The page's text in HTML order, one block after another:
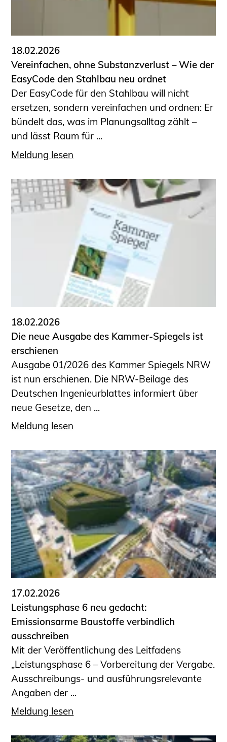
18.02.2026
Vereinfachen, ohne Substanzverlust – Wie der
EasyCode den Stahlbau neu ordnet
Der EasyCode für den Stahlbau will nicht
ersetzen, sondern vereinfachen und ordnen: Er
bündelt das, was im Planungsalltag zählt –
und lässt Raum für ...
Meldung lesen
18.02.2026
Die neue Ausgabe des Kammer-Spiegels ist
erschienen
Ausgabe 01/2026 des Kammer Spiegels NRW
ist nun erschienen. Die NRW-Beilage des
Deutschen Ingenieurblattes informiert über
neue Gesetze, den ...
Meldung lesen
17.02.2026
Leistungsphase 6 neu gedacht:
Emissionsarme Baustoffe verbindlich
ausschreiben
Mit der Veröffentlichung des Leitfadens
„Leistungsphase 6 – Vorbereitung der Vergabe.
Ausschreibungs- und ausführungsrelevante
Angaben der ...
Meldung lesen